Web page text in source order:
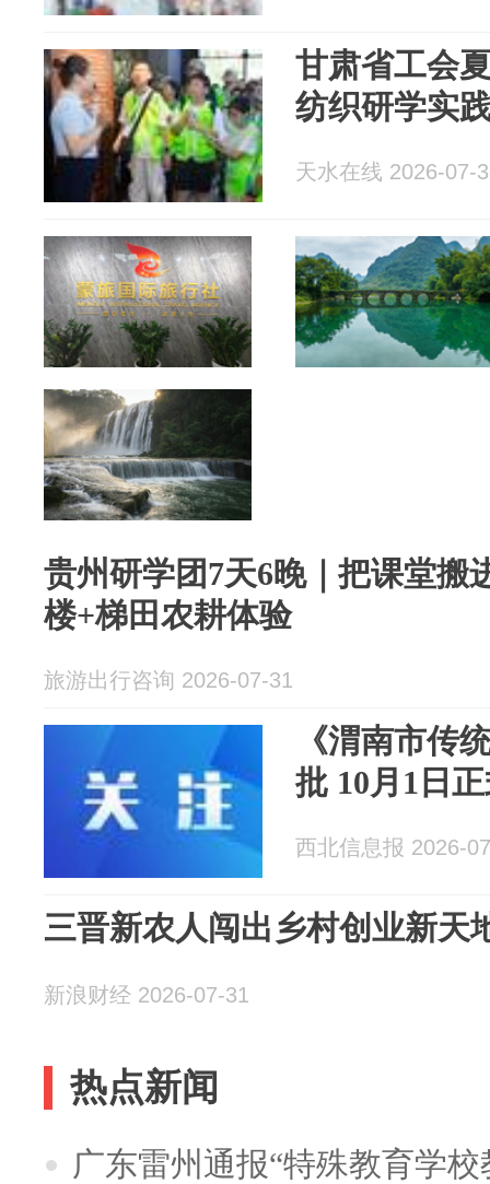
甘肃省工会
纺织研学实
天水在线 2026-07-
贵州研学团7天6晚｜把课堂搬
楼+梯田农耕体验
旅游出行咨询 2026-07-31
《渭南市传
批 10月1日
西北信息报 2026-
三晋新农人闯出乡村创业新天
新浪财经 2026-07-31
热点新闻
广东雷州通报“特殊教育学